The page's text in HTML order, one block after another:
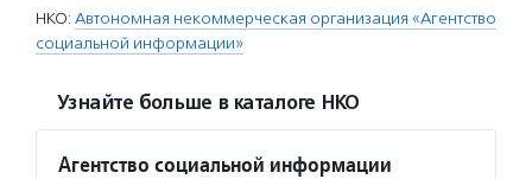
НКО: Автономная некоммерческая организация «Агентство
социальной информации»
Узнайте больше в каталоге НКО
Агентство социальной информации